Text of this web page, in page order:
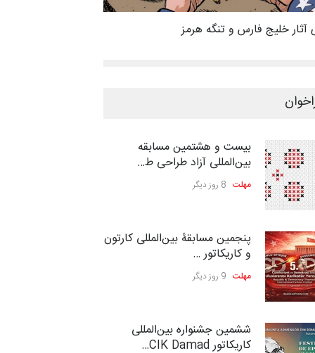
آثار خلیج فارس و تنگه هرمز
بیست و هشتمین مسابقه
بین‌المللی آزاد طراحی ط…
مهلت 8 روز دیگر
پنجمین مسابقۀ بین‌المللی کارتون
و کاریکاتور …
مهلت 9 روز دیگر
ششمین جشنواره بین‌المللی
کاریکاتور CIK Damad…